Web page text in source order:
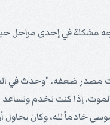
مشكلة في إحدى مراحل
مصدر ضعفه. "وحدث في
إذا كنت تخدم وتساعد
خادماً لله، وكان